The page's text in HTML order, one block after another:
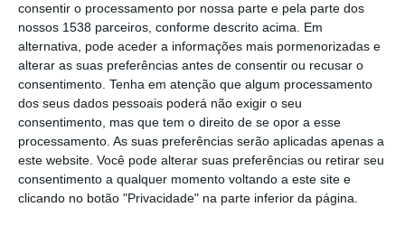
consentir o processamento por nossa parte e pela parte dos
nossos 1538 parceiros, conforme descrito acima. Em
alternativa, pode aceder a informações mais pormenorizadas e
alterar as suas preferências antes de consentir ou recusar o
consentimento. Tenha em atenção que algum processamento
dos seus dados pessoais poderá não exigir o seu
consentimento, mas que tem o direito de se opor a esse
processamento. As suas preferências serão aplicadas apenas a
este website. Você pode alterar suas preferências ou retirar seu
consentimento a qualquer momento voltando a este site e
clicando no botão "Privacidade" na parte inferior da página.
feira com o prólogo em Águeda.
Por decisão da equipa, o coruchense João
Macedo, da Credibom – LA Aluminios –
Marcos Car, não irá alinhar, ficando a
representação da Lezíria do Tejo a cargo do
salvaterrense César Martingil, da Tavfer –
Ovos Matinados – Mortágua, que levará o